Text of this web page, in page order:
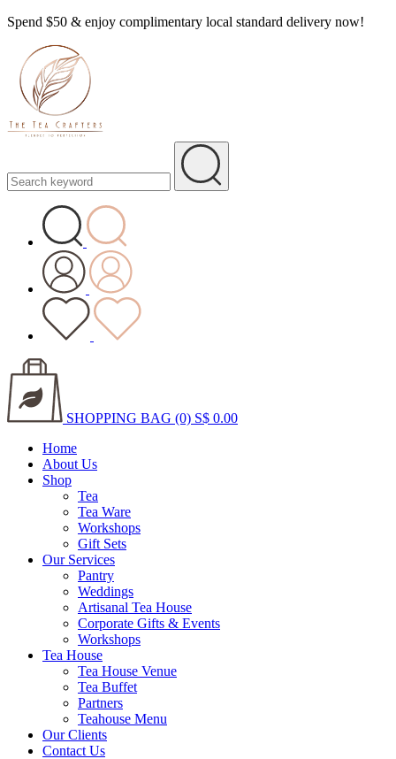
Spend $50 & enjoy complimentary local standard delivery now!
SHOPPING BAG (0) S$ 0.00
Home
About Us
Shop
Tea
Tea Ware
Workshops
Gift Sets
Our Services
Pantry
Weddings
Artisanal Tea House
Corporate Gifts & Events
Workshops
Tea House
Tea House Venue
Tea Buffet
Partners
Teahouse Menu
Our Clients
Contact Us